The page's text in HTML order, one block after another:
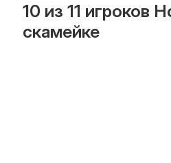
10 из 11 игроков
скамейке